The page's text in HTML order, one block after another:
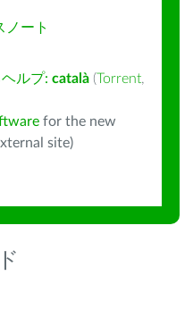
ノート
ルプ: català (Torrent,
for the new
site)